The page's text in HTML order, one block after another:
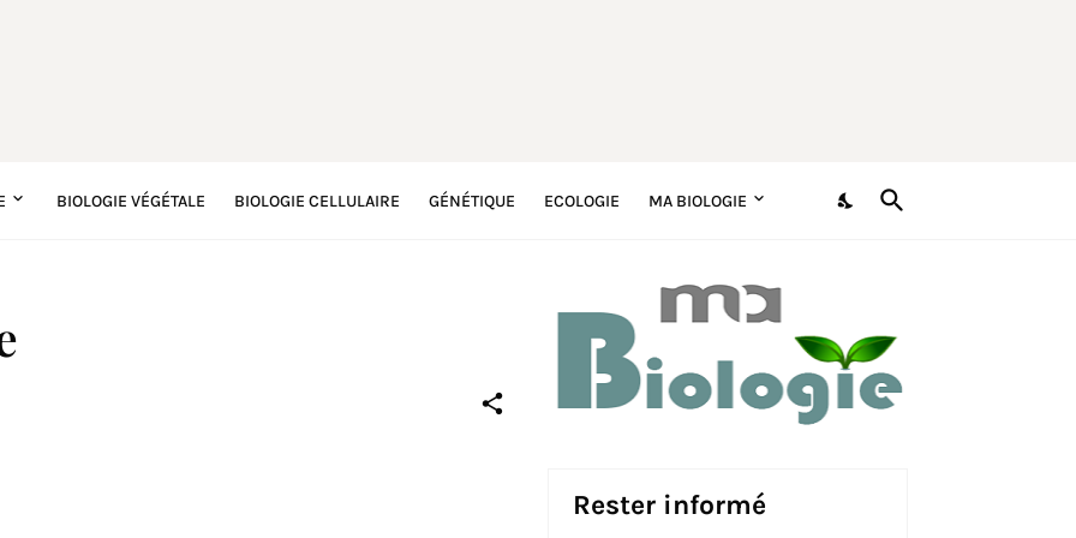
BIOLOGIE VÉGÉTALE BIOLOGIE CELLULAIRE GÉNÉTIQUE ECOLOGIE MA BIOLOGIE
Rester informé